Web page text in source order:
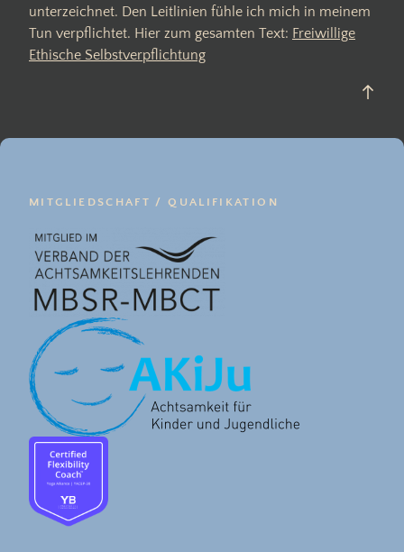
unterzeichnet. Den Leitlinien fühle ich mich in meinem
Tun verpflichtet. Hier zum gesamten Text: Freiwillige
Ethische Selbstverpflichtung
MITGLIEDSCHAFT / QUALIFIKATION